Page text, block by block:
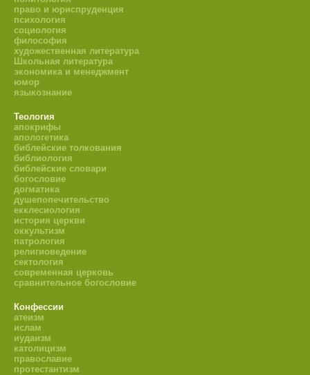
право и юриспруденция
психология
социология
философия
художественная литература
Школьная литература
экономика и менеджмент
юмор
языкознание
Теология
апокрифы
апологетика
библейские толкования
библиология
библейские словари
богословие
догматика
душепопечительство
екклесиология
история церкви
оккультизм
патрология
религиоведение
сектология
современная церковь
сравнительное богословие
Конфессии
атеизм
ислам
иудаизм
католицизм
православие
протестантизм